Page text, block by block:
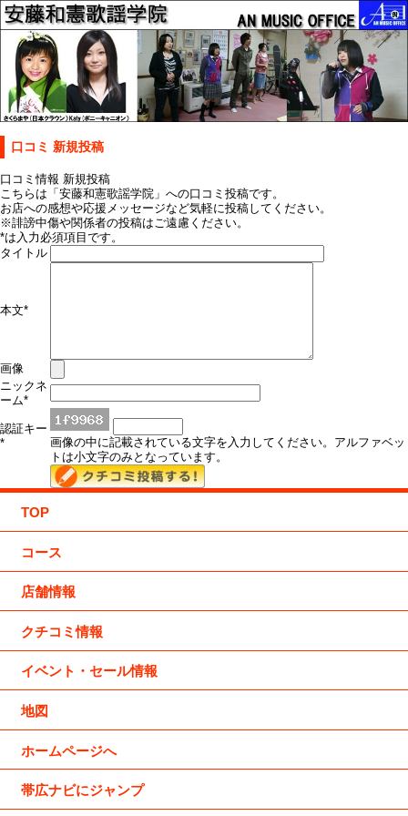
口コミ 新規投稿
口コミ情報 新規投稿
こちらは「安藤和憲歌謡学院」への口コミ投稿です。
お店への感想や応援メッセージなど気軽に投稿してください。
※誹謗中傷や関係者の投稿はご遠慮ください。
*は入力必須項目です。
タイトル
本文*
画像
ニックネ
ーム*
認証キー
*
画像の中に記載されている文字を入力してください。アルファベッ
トは小文字のみとなっています。
TOP
コース
店舗情報
クチコミ情報
イベント・セール情報
地図
ホームページへ
帯広ナビにジャンプ